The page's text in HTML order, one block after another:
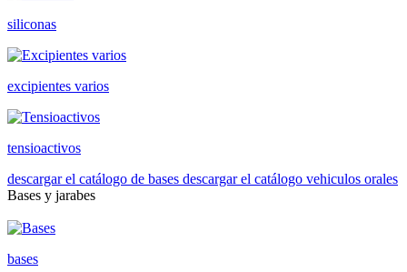
siliconas
excipientes varios
tensioactivos
descargar el catálogo de bases descargar el catálogo vehiculos orales
Bases y jarabes
bases